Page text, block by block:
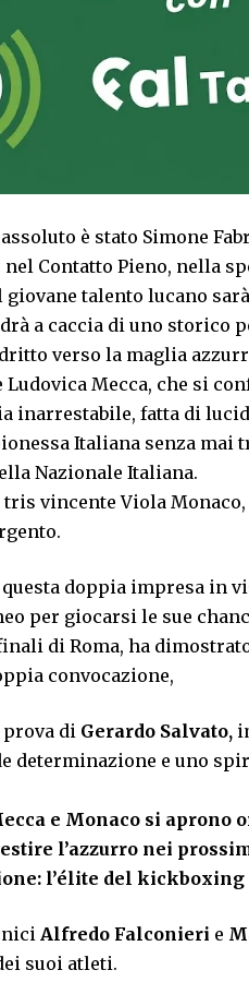
è stato Simone
nel Contatto Pieno, nella
giovane talento lucano
a caccia di uno
verso la maglia
Ludovica Mecca, che si
inarrestabile, fatta di
Italiana senza mai
Nazionale Italiana.
vincente Viola
doppia impresa in
per giocarsi le sue
di Roma, ha
convocazione,
prova di Gerardo Salvato,
determinazione e uno
e Monaco si
l’azzurro nei
l’élite del
Alfredo Falconieri e
suoi atleti.